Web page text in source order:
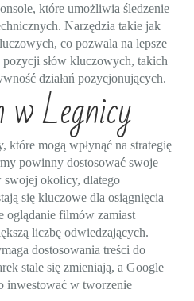
które umożliwia śledzenie
Narzędzia takie jak
co pozwala na lepsze
słów kluczowych, takich
działań pozycjonujących.
Legnicy
mogą wpłynąć na strategię
powinny dostosować swoje
swojej okolicy, dlatego
się kluczowe dla osiągnięcia
oglądanie filmów zamiast
liczbę odwiedzających.
dostosowania treści do
stale się zmieniają, a Google
inwestować w tworzenie